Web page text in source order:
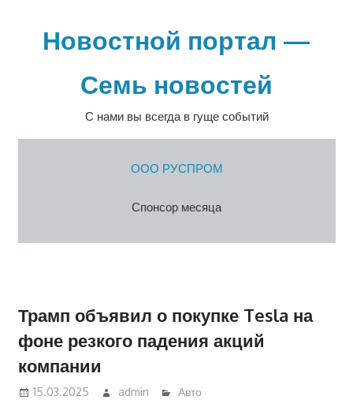
содержимомуНовостной портал —
Семь новостей
С нами вы всегда в гуще событий
ООО РУСПРОМ
Спонсор месяца
Трамп объявил о покупке Tesla на
фоне резкого падения акций
компании
15.03.2025 admin Авто